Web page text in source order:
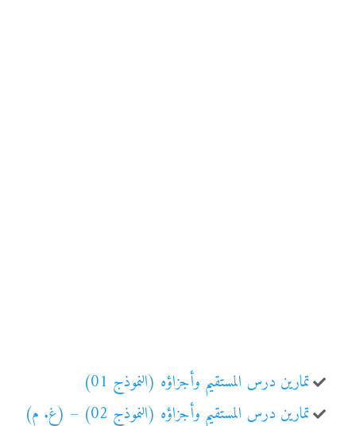
تمارين درس المستقيم وأجزاؤه (النموذج 01)
تمارين درس المستقيم وأجزاؤه (النموذج 02) – (غ. م)